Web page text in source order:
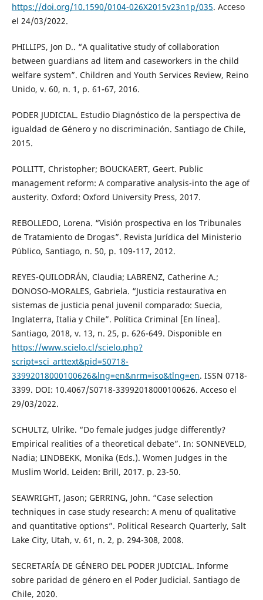
https://doi.org/10.1590/0104-026X2015v23n1p/035. Acceso
el 24/03/2022.
PHILLIPS, Jon D.. “A qualitative study of collaboration
between guardians ad litem and caseworkers in the child
welfare system”. Children and Youth Services Review, Reino
Unido, v. 60, n. 1, p. 61-67, 2016.
PODER JUDICIAL. Estudio Diagnóstico de la perspectiva de
igualdad de Género y no discriminación. Santiago de Chile,
2015.
POLLITT, Christopher; BOUCKAERT, Geert. Public
management reform: A comparative analysis-into the age of
austerity. Oxford: Oxford University Press, 2017.
REBOLLEDO, Lorena. “Visión prospectiva en los Tribunales
de Tratamiento de Drogas”. Revista Jurídica del Ministerio
Público, Santiago, n. 50, p. 109-117, 2012.
REYES-QUILODRÁN, Claudia; LABRENZ, Catherine A.;
DONOSO-MORALES, Gabriela. “Justicia restaurativa en
sistemas de justicia penal juvenil comparado: Suecia,
Inglaterra, Italia y Chile”. Política Criminal [En línea].
Santiago, 2018, v. 13, n. 25, p. 626-649. Disponible en
https://www.scielo.cl/scielo.php?
script=sci_arttext&pid=S0718-
33992018000100626&lng=en&nrm=iso&tlng=en. ISSN 0718-
3399. DOI: 10.4067/S0718-33992018000100626. Acceso el
29/03/2022.
SCHULTZ, Ulrike. “Do female judges judge differently?
Empirical realities of a theoretical debate”. In: SONNEVELD,
Nadia; LINDBEKK, Monika (Eds.). Women Judges in the
Muslim World. Leiden: Brill, 2017. p. 23-50.
SEAWRIGHT, Jason; GERRING, John. “Case selection
techniques in case study research: A menu of qualitative
and quantitative options”. Political Research Quarterly, Salt
Lake City, Utah, v. 61, n. 2, p. 294-308, 2008.
SECRETARÍA DE GÉNERO DEL PODER JUDICIAL. Informe
sobre paridad de género en el Poder Judicial. Santiago de
Chile, 2020.